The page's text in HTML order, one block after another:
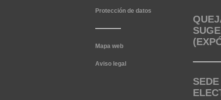
Protección de datos
Mapa web
Aviso legal
SEDE